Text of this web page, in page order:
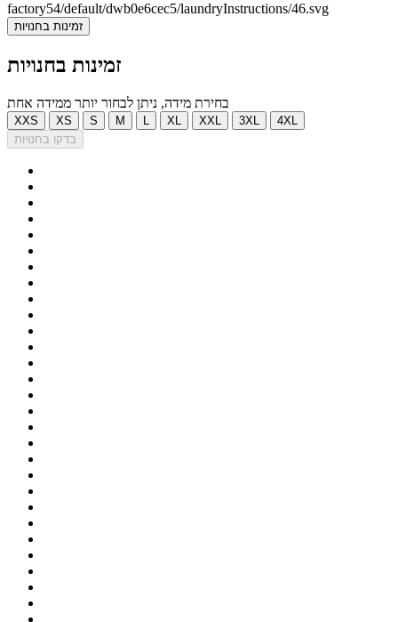
זמינות בחנויות
זמינות בחנויות
בחירת מידה, ניתן לבחור יותר ממידה אחת
XXS XS S M XL XXL 3XL
4XL
בדקו בחנויות